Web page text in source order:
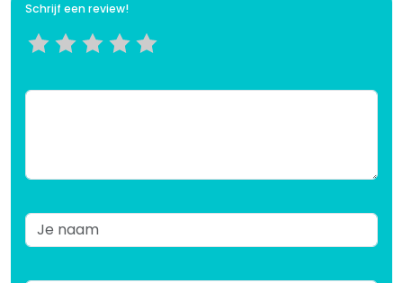
Schrijf een review!